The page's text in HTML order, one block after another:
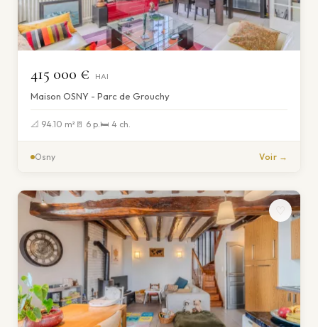
415 000 € HAI
Maison OSNY - Parc de Grouchy
📐 94.10 m² 🚪 6 p.🛏 4 ch.
Osny Voir →
♡